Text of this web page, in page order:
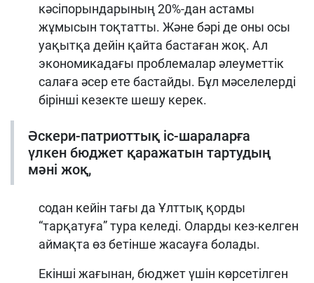
кәсіпорындарының 20%-дан астамы
жұмысын тоқтатты. Және бәрі де оны осы
уақытқа дейін қайта бастаған жоқ. Ал
экономикадағы проблемалар әлеуметтік
салаға әсер ете бастайды. Бұл мәселелерді
бірінші кезекте шешу керек.
Әскери-патриоттық іс-шараларға
үлкен бюджет қаражатын тартудың
мәні жоқ,
содан кейін тағы да Ұлттық қорды
“тарқатуға” тура келеді. Оларды кез-келген
аймақта өз бетінше жасауға болады.
Екінші жағынан, бюджет үшін көрсетілген